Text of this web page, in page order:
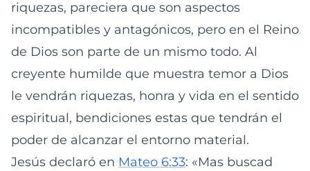
riquezas, pareciera que son aspectos
incompatibles y antagónicos, pero en el Reino
de Dios son parte de un mismo todo. Al
creyente humilde que muestra temor a Dios
le vendrán riquezas, honra y vida en el sentido
espiritual, bendiciones estas que tendrán el
poder de alcanzar el entorno material.
Jesús declaró en Mateo 6:33: «Mas buscad